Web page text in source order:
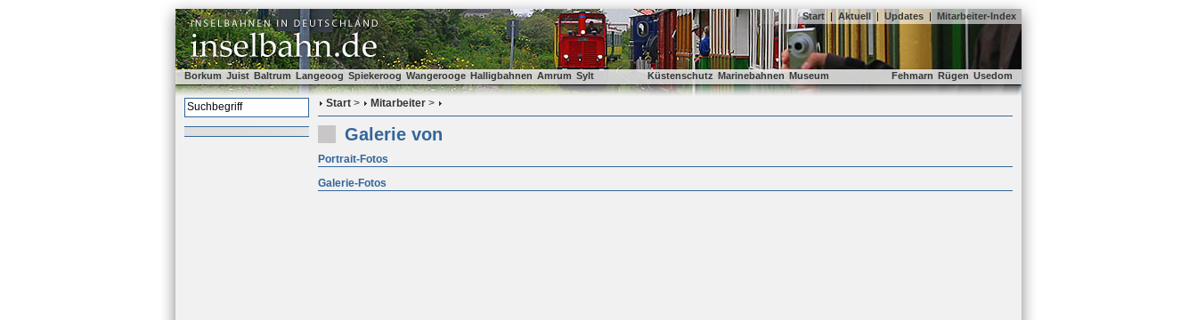
Start | Aktuell | Updates | Mitarbeiter-Index
Borkum Juist Baltrum Langeoog Spiekeroog Wangerooge Halligbahnen Amrum Sylt Küstenschutz Marinebahnen Museum Fehmarn Rügen Usedom
Start > Mitarbeiter >
Galerie von
Portrait-Fotos
Galerie-Fotos